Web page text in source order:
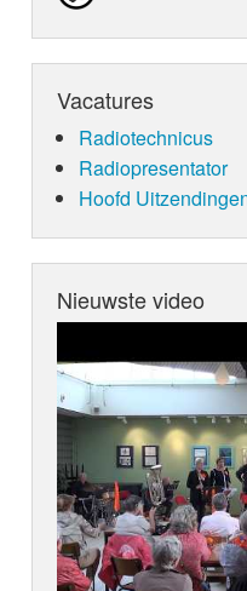
Vacatures
Radiotechnicus
Radiopresentator
Hoofd
Nieuwste video